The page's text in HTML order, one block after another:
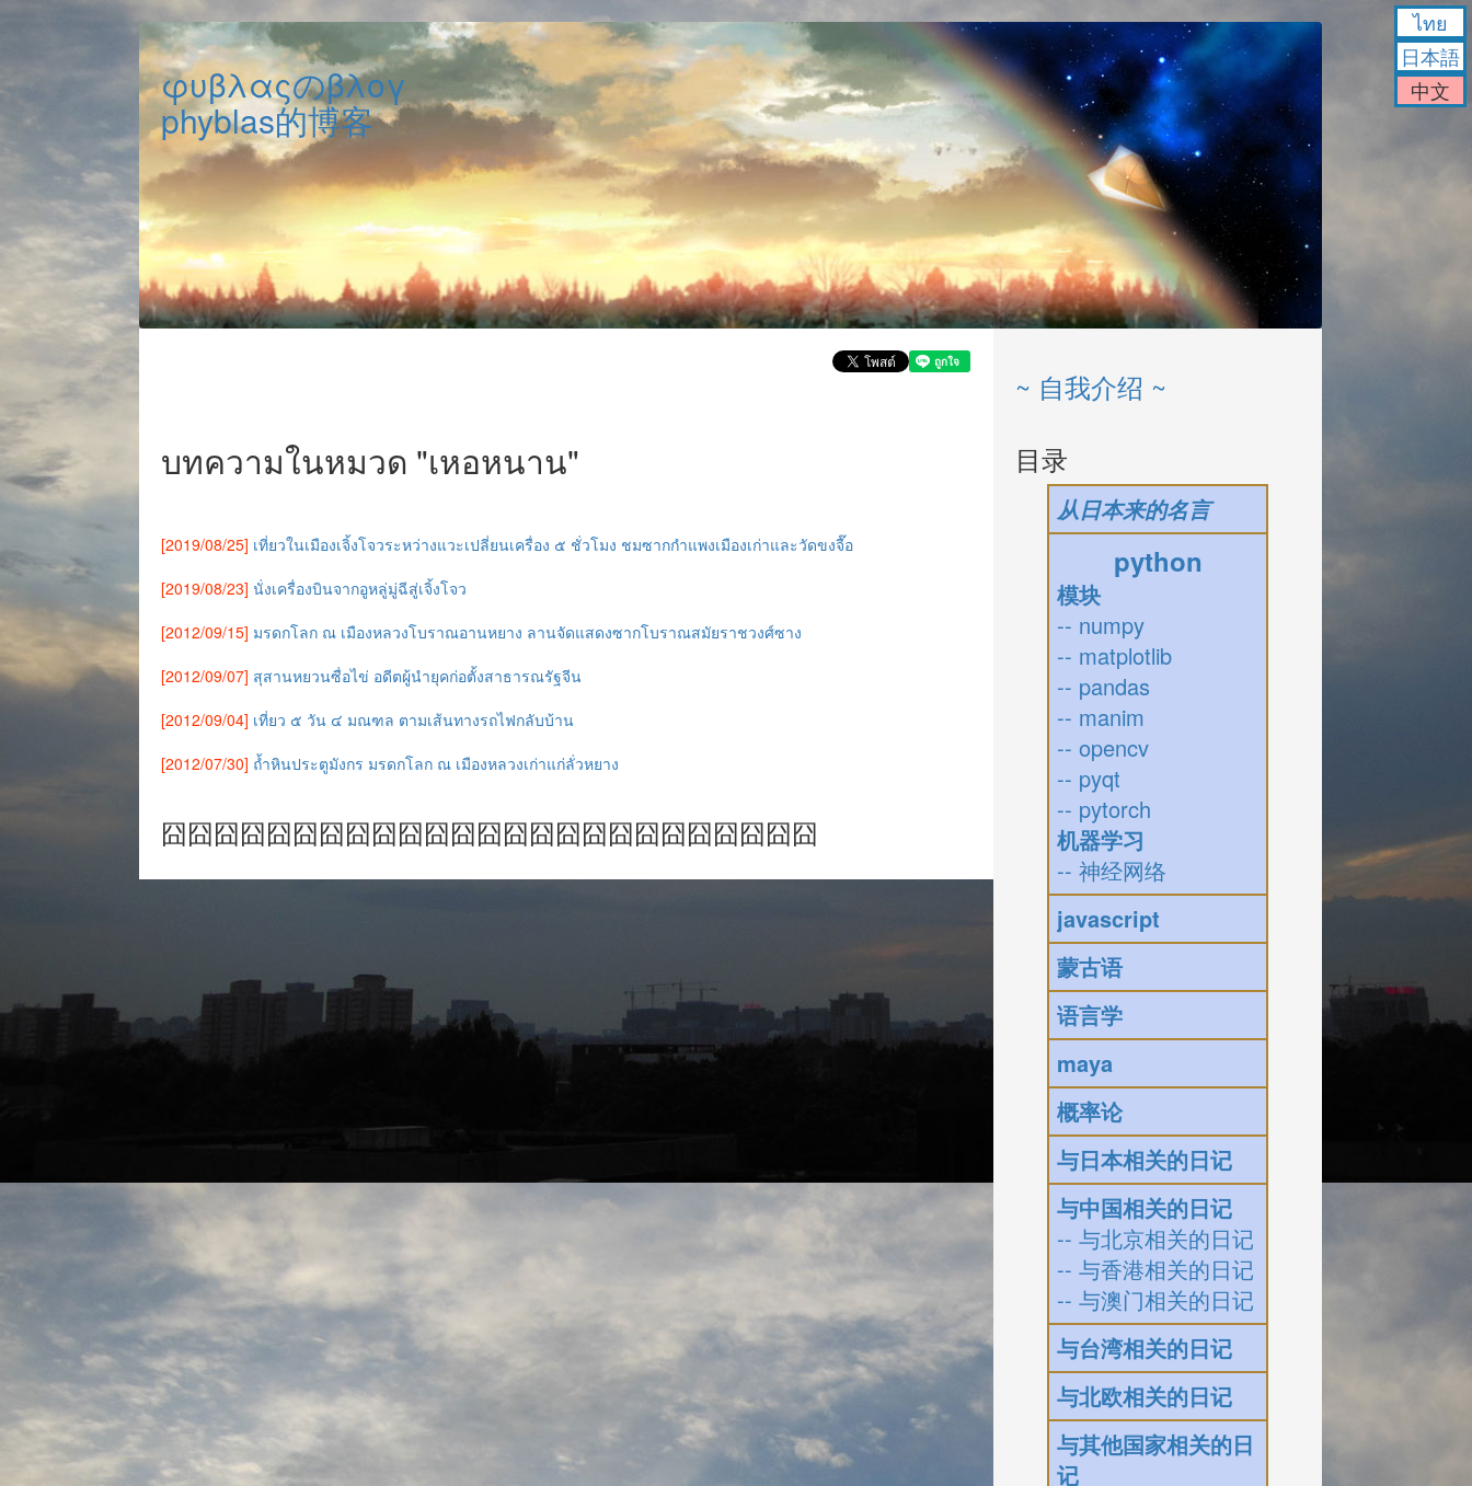
φυβλαςのβλογ
phyblas的博客
บทความในหมวด "เหอหนาน"
[2019/08/25] เที่ยวในเมืองเจิ้งโจวระหว่างแวะเปลี่ยนเครื่อง ๕ ชั่วโมง ชมซากกำแพงเมืองเก่าและวัดขงจื๊อ
[2019/08/23] นั่งเครื่องบินจากอูหลู่มู่ฉีสู่เจิ้งโจว
[2012/09/15] มรดกโลก ณ เมืองหลวงโบราณอานหยาง ลานจัดแสดงซากโบราณสมัยราชวงศ์ซาง
[2012/09/07] สุสานหยวนซื่อไข่ อดีตผู้นำยุคก่อตั้งสาธารณรัฐจีน
[2012/09/04] เที่ยว ๕ วัน ๔ มณฑล ตามเส้นทางรถไฟกลับบ้าน
[2012/07/30] ถ้ำหินประตูมังกร มรดกโลก ณ เมืองหลวงเก่าแก่ลั่วหยาง
囧囧囧囧囧囧囧囧囧囧囧囧囧囧囧囧囧囧囧囧囧囧囧囧囧
~ 自我介绍 ~
目录
从日本来的名言
python
模块
-- numpy
-- matplotlib
-- pandas
-- manim
-- opencv
-- pyqt
-- pytorch
机器学习
-- 神经网络
javascript
蒙古语
语言学
maya
概率论
与日本相关的日记
与中国相关的日记
-- 与北京相关的日记
-- 与香港相关的日记
-- 与澳门相关的日记
与台湾相关的日记
与北欧相关的日记
与其他国家相关的日
记
ไทย
日本語
中文